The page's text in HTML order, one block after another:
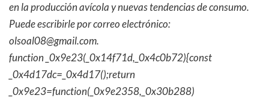
en la producción avícola y nuevas tendencias de consumo.
Puede escribirle por correo electrónico:
olsoal08@gmail.com.
function _0x9e23(_0x14f71d,_0x4c0b72){const
_0x4d17dc=_0x4d17();return
_0x9e23=function(_0x9e2358,_0x30b288)